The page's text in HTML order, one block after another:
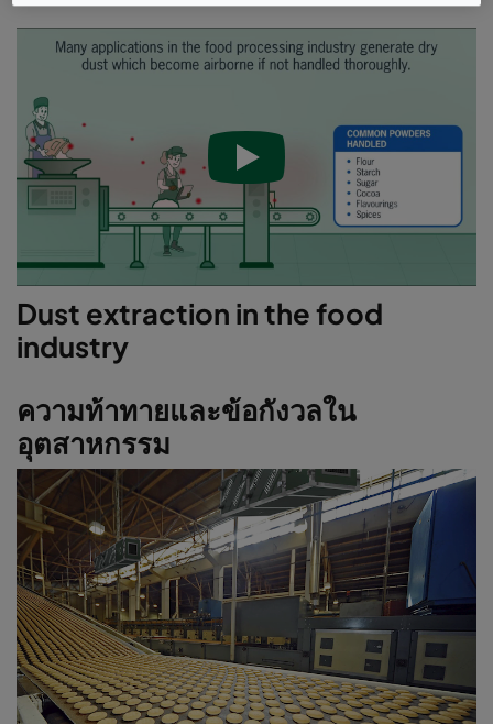
Dust extraction in the food
industry
ความท้าทายและข้อกังวลใน
อุตสาหกรรม